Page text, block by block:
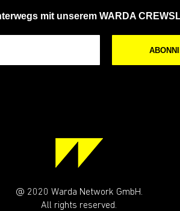
mit unserem WARDA
@ 2020 Warda Network GmbH.
All rights reserved.